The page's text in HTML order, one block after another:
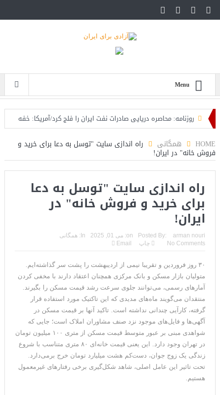
Menu
روزنامه: محاصره دریایی صادرات نفت ایران را فلج کرد/آمریکا: خفه
تحلیلگر سعودی: این توافق‌نامه پیامی بازدارنده در برابر حکومت
ایران است
مقام آمریکایی: تصورِ بازنده بودن برای ترامپ غیرقابل‌تحمل
است+فیلم: تحلیل
مقامات آمریکایی: برخی گزارش‌ها موجب گستاخ‌تر شدن حکومت
ایران خواهد شد
خبرگزاری سپاه پاسداران: رهگیری اهداف متخاصم در نزدیکی جزیره
قشم
تحلیلگر حکومتی: تفاهم هرمز پایان بحران نیست؛ خطر جنگ همچنان
پابرجاست
ایران؛ واکنش ترامپ و معاونش به اقدام تفرقه‌افکنان/سفر ژنرال
منیر به عربستان
مقاله: اپوزیسیون بی‌راه‌حل؛ وقتی دشمنی با پهلوی جای نجات
HOME همگانی راه اندازی سایت "توسل به دعا برای خرید و
فروش خانه" در ایران!
راه اندازی سایت "توسل به دعا
برای خرید و فروش خانه" در
ایران!
Posted By: arman nouri
on: می 01, 2025 In:
همگانی
No Comments
چاپ Email
۳۰ روز فروردین و تقریبا نیمی از اردیبهشت را پشت سر گذاشته‌ایم.
متولیان بازار مسکن و بانک مرکزی همچنان اعتقاد دارند با مخفی کردن
آمار‌های رسمی، می‌توانند جلوی سرعت رشد قیمت مسکن را بگیرند.
منتقدان می‌گویند ماه‌های مدیدی که این تاکتیک مورد استفاده قرار
گرفته، کارآیی چندانی نداشته است. تاکید آنها بر قیمت مسکن در
آگهی‌ها و فایل‌های موجود نزد صنف مشاوران املاک است؛ جایی که
شواهدی مبنی بر عبور متوسط قیمت مسکن از متری ۱۰۰ میلیون تومان
در تهران وجود دارد. این یعنی قیمت خانه‌ای ۸۰ متری متناسب با شروع
زندگی یک زوج جوان، دست‌کم هشت میلیارد تومان خرج برمی‌دارد.
تحت تاثیر این عامل اصلی، شاهد شکل‌گیری برخی رفتار‌های غیرمعمول
هستیم.